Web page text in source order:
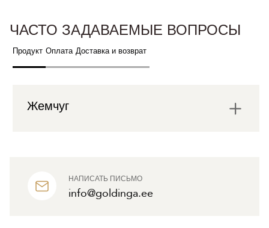
НАПИСАТЬ ПИСЬМО
info@goldinga.ee
ЧАСТО ЗАДАВАЕМЫЕ ВОПРОСЫ
Продукт Оплата Доставка и возврат
Жемчуг